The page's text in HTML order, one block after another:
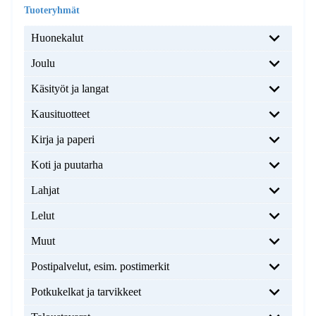
Huonekalut
Joulu
Käsityöt ja langat
Kausituotteet
Kirja ja paperi
Koti ja puutarha
Lahjat
Lelut
Muut
Postipalvelut, esim. postimerkit
Potkukelkat ja tarvikkeet